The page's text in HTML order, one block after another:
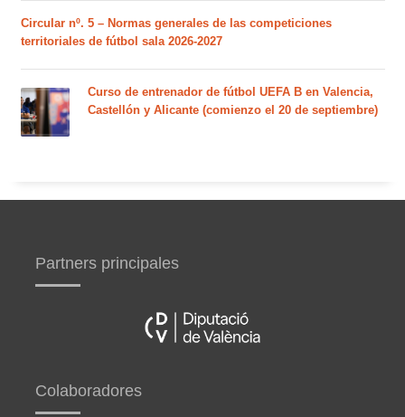
Circular nº. 5 – Normas generales de las competiciones
territoriales de fútbol sala 2026-2027
Curso de entrenador de fútbol UEFA B en Valencia,
Castellón y Alicante (comienzo el 20 de septiembre)
Partners principales
Colaboradores